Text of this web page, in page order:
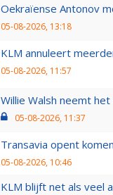
Oekraïense Antonov
05-08-2026, 13:18
KLM annuleert
05-08-2026, 11:57
Willie Walsh neemt
05-08-2026, 11:37
Transavia opent
05-08-2026, 10:46
KLM blijft net als veel